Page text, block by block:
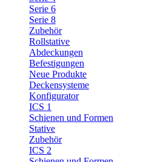
Serie 6
Serie 8
Zubehör
Rollstative
Abdeckungen
Befestigungen
Neue Produkte
Deckensysteme
Konfigurator
ICS 1
Schienen und Formen
Stative
Zubehör
ICS 2